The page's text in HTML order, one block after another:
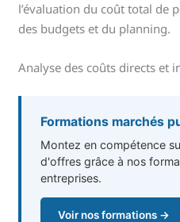
l’évaluation du coût total de
des budgets et du planning.
Analyse des coûts directs et
Formations marchés
Montez en compétence
d'offres grâce à nos
entreprises.
Voir nos formations →